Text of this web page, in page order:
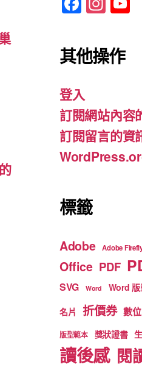
a
c
e
o
o
k
st
a
gr
m b
e
其他操作
登入
訂閱網站內容
訂閱留言的資
標籤
Adobe Adobe
Office PDF
SVG Word Word 版
名片 折價券 數
版型範本 獎狀證書
讀後感 閱